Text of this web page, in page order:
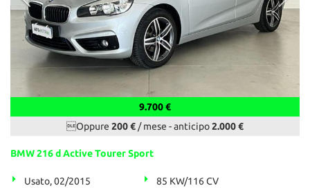
9.700 €
Oppure 200 €/ mese -anticipo2.000 €
BMW 216 d Active Tourer Sport
Usato, 02/2015
85 KW/116 CV